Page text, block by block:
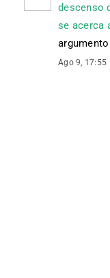
descenso
se acerca
Ago 9, 17:55